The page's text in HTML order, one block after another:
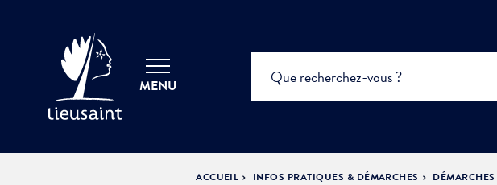
MENU
ACCUEIL INFOS PRATIQUES & DÉMARCHES DÉMARCHES